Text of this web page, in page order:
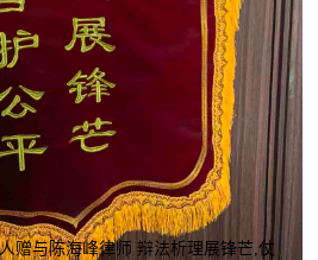
赠与陈海峰律师 辩法析理展锋芒,仗